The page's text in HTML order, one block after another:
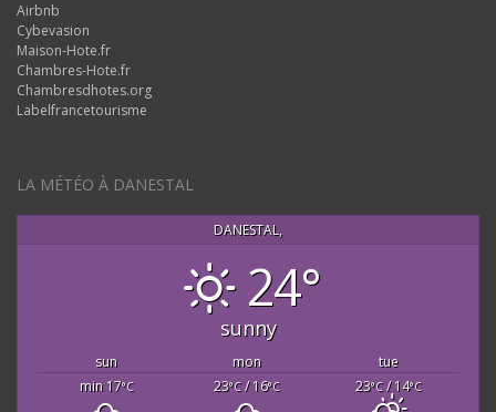
Airbnb
Cybevasion
Maison-Hote.fr
Chambres-Hote.fr
Chambresdhotes.org
Labelfrancetourisme
LA MÉTÉO À DANESTAL
DANESTAL,
24°
sunny
sun mon
tue
min 17°C 23°C/ 16°C 23°C/ 14°C